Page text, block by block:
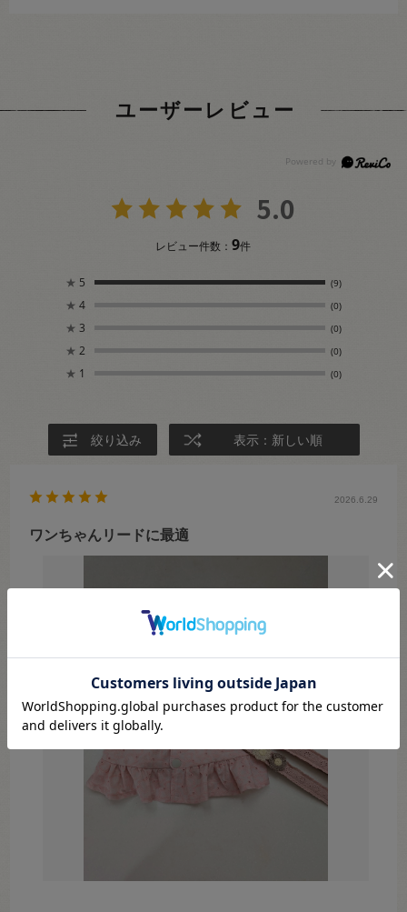
ユーザーレビュー
5.0
レビュー件数：9件
★ 5 (9)
★ 4 (0)
★ 3 (0)
★ 2 (0)
★ 1 (0)
絞り込み 表示：新しい順
2026.6.29
ワンちゃんリードに最適